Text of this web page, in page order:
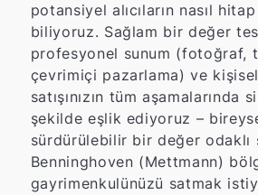
potansiyel alıcıların nasıl
biliyoruz. Sağlam bir değer
profesyonel sunum (fotoğraf,
çevrimiçi pazarlama) ve kişisel
satışınızın tüm aşamalarında
şekilde eşlik ediyoruz –
sürdürülebilir bir değer odaklı
Benninghoven (Mettmann)
gayrimenkulünüzü satmak